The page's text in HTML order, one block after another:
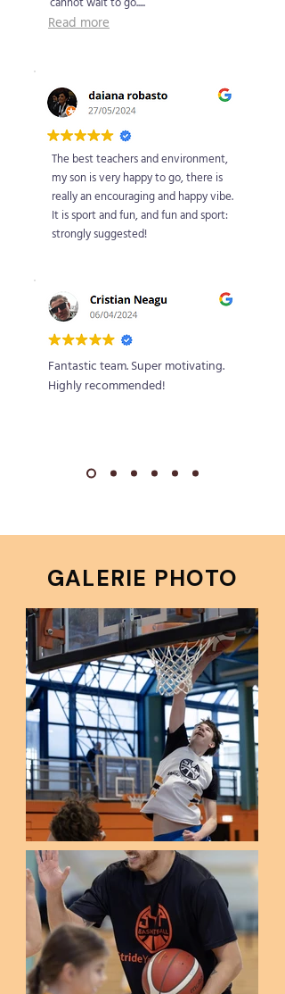
cannot wait to go.....
Read more
The best teachers and environment,
my son is very happy to go, there is
really an encouraging and happy vibe.
It is sport and fun, and fun and sport:
strongly suggested!
Fantastic team. Super motivating.
Highly recommended!
GALERIE PHOTO